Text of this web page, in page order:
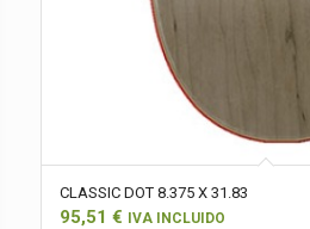
CLASSIC DOT 8.375 X 31.83
95,51 € IVA INCLUIDO